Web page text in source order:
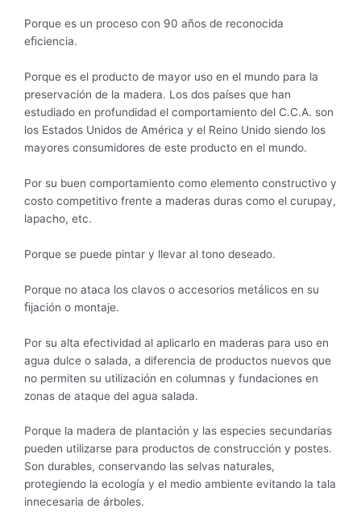
Porque es un proceso con 90 años de reconocida
eﬁciencia.
Porque es el producto de mayor uso en el mundo para la
preservación de la madera. Los dos países que han
estudiado en profundidad el comportamiento del C.C.A. son
los Estados Unidos de América y el Reino Unido siendo los
mayores consumidores de este producto en el mundo.
Por su buen comportamiento como elemento constructivo y
costo competitivo frente a maderas duras como el curupay,
lapacho, etc.
Porque se puede pintar y llevar al tono deseado.
Porque no ataca los clavos o accesorios metálicos en su
ﬁjación o montaje.
Por su alta efectividad al aplicarlo en maderas para uso en
agua dulce o salada, a diferencia de productos nuevos que
no permiten su utilización en columnas y fundaciones en
zonas de ataque del agua salada.
Porque la madera de plantación y las especies secundarias
pueden utilizarse para productos de construcción y postes.
Son durables, conservando las selvas naturales,
protegiendo la ecología y el medio ambiente evitando la tala
innecesaria de árboles.